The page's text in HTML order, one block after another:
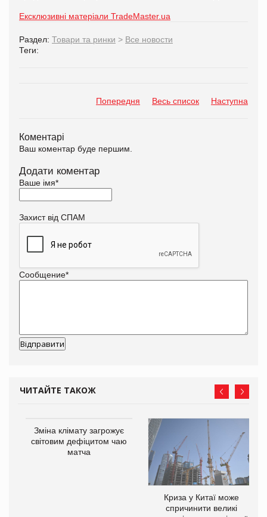
Ексклюзивні матеріали TradeMaster.ua
Раздел: Товари та ринки > Все новости
Теги:
Попередня Весь список Наступна
Коментарі
Ваш коментар буде першим.
Додати коментар
Ваше імя*
Захист від СПАМ
Сообщение*
ЧИТАЙТЕ ТАКОЖ
Зміна клімату загрожує
світовим дефіцитом чаю
матча
Криза у Китаї може
спричинити великі